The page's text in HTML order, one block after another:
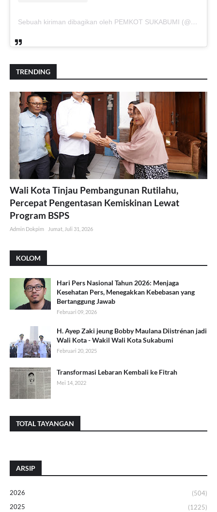
Sebuah kiriman dibagikan oleh PEMKOT SUKABUMI (@pemkotsukabumi_)
TRENDING
Wali Kota Tinjau Pembangunan Rutilahu,
Percepat Pengentasan Kemiskinan Lewat
Program BSPS
Admin Dokpim Jumat, Juli 31, 2026
KOLOM
Hari Pers Nasional Tahun 2026: Menjaga
Kesehatan Pers, Menegakkan Kebebasan yang
Bertanggung Jawab
Februari 09, 2026
H. Ayep Zaki jeung Bobby Maulana Diistrénan jadi
Wali Kota - Wakil Wali Kota Sukabumi
Februari 20, 2025
Transformasi Lebaran Kembali ke Fitrah
Mei 14, 2022
TOTAL TAYANGAN
ARSIP
2026
(504)
2025
(1225)